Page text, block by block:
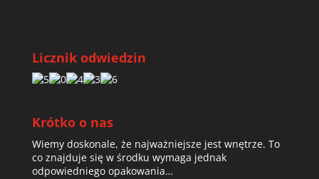
Licznik odwiedzin
Krótko o nas
Wiemy doskonale, że najważniejsze jest wnętrze. To
co znajduje się w środku wymaga jednak
odpowiedniego opakowania…